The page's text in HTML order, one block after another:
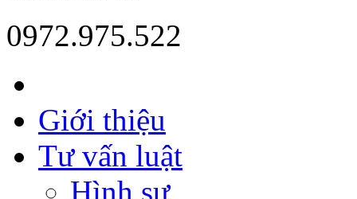
0972.975.522
Giới thiệu
Tư vấn luật
Hình sự